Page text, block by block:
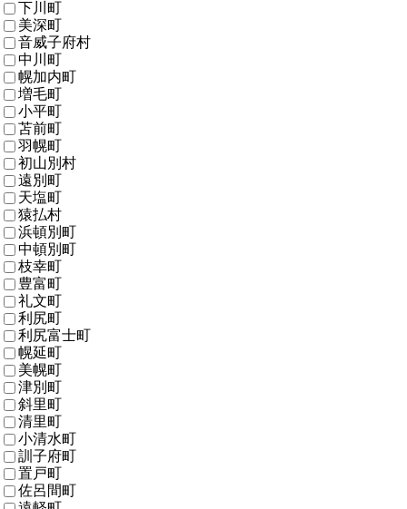
下川町
美深町
音威子府村
中川町
幌加内町
増毛町
小平町
苫前町
羽幌町
初山別村
遠別町
天塩町
猿払村
浜頓別町
中頓別町
枝幸町
豊富町
礼文町
利尻町
利尻富士町
幌延町
美幌町
津別町
斜里町
清里町
小清水町
訓子府町
置戸町
佐呂間町